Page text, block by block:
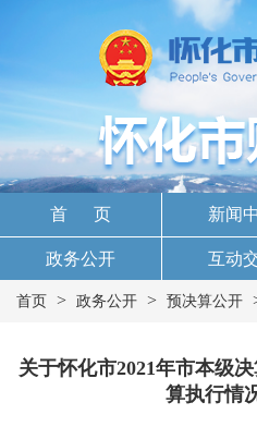
首 页 新闻
政务公开 互动
首页 > 政务公开 > 预决算公开
关于怀化市2021年市本级
算执行情